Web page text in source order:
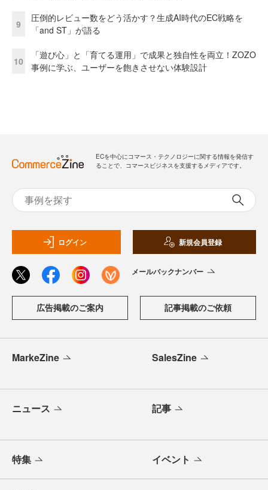
9
圧倒的レビュー数をどう活かす？生成AI時代のEC戦略を
「and ST」が語る
10
「遊び心」と「育てる運用」で成果と独自性を両立！ZOZO
事例に学ぶ、ユーザーを飽きさせない体験設計
ECを中心にコマース・テクノロジーに関する情報を発信す
ることで、コマースビジネスを支援するメディアです。
ログイン 新規会員登録
メールバックナンバー
広告掲載のご案内 記事掲載のご依頼
MarkeZine SalesZine
ニュース 記事
特集 イベント